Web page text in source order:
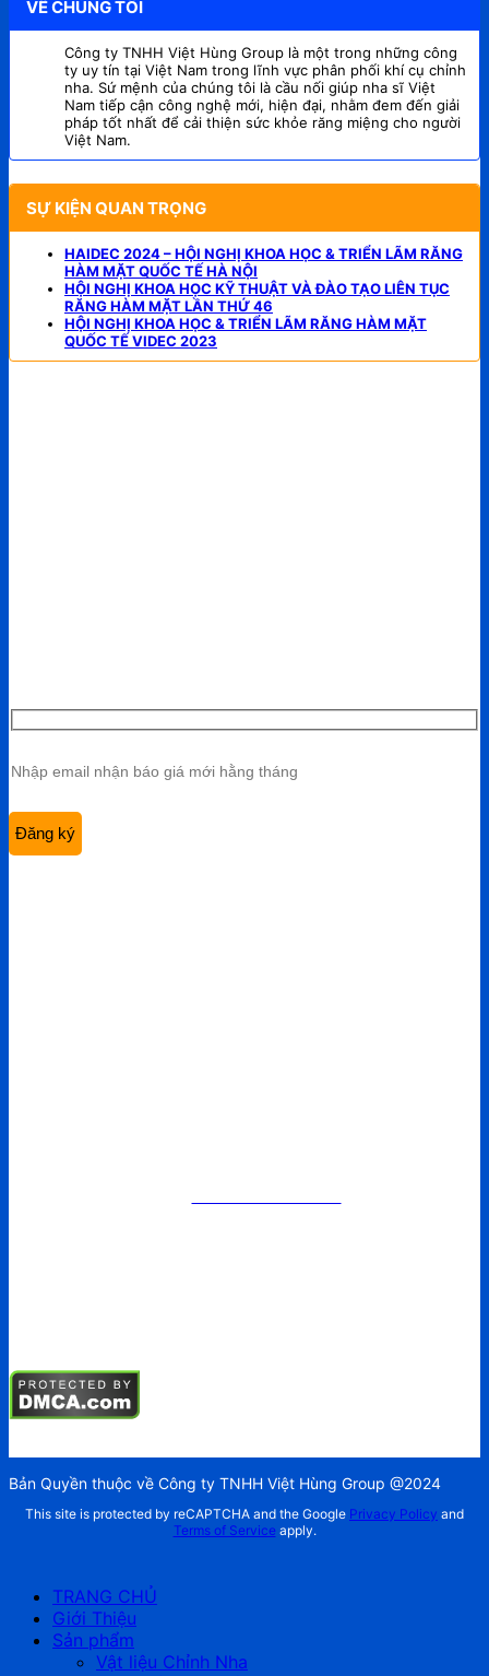
VỀ CHÚNG TÔI
Công ty TNHH Việt Hùng Group là một trong những công
ty uy tín tại Việt Nam trong lĩnh vực phân phối khí cụ chỉnh
nha. Sứ mệnh của chúng tôi là cầu nối giúp nha sĩ Việt
Nam tiếp cận công nghệ mới, hiện đại, nhằm đem đến giải
pháp tốt nhất để cải thiện sức khỏe răng miệng cho người
Việt Nam.
SỰ KIỆN QUAN TRỌNG
HAIDEC 2024 – HỘI NGHỊ KHOA HỌC & TRIỂN LÃM RĂNG
HÀM MẶT QUỐC TẾ HÀ NỘI
HỘI NGHỊ KHOA HỌC KỸ THUẬT VÀ ĐÀO TẠO LIÊN TỤC
RĂNG HÀM MẶT LẦN THỨ 46
HỘI NGHỊ KHOA HỌC & TRIỂN LÃM RĂNG HÀM MẶT
QUỐC TẾ VIDEC 2023
Bản Quyền thuộc về Công ty TNHH Việt Hùng Group @2024
This site is protected by reCAPTCHA and the Google Privacy Policy and
Terms of Serviceapply.
TRANG CHỦ
Giới Thiệu
Sản phẩm
Vật liệu Chỉnh Nha